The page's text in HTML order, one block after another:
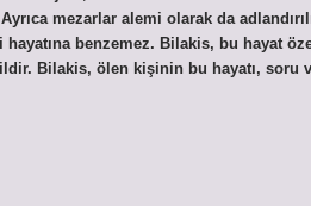
mezarlar alemi olarak da
benzemez. Bilakis, bu hayat
Bilakis, ölen kişinin bu hayatı, soru